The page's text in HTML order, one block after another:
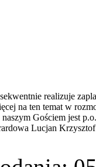
realizuje
na ten temat w
Gościem jest p.o.
Lucjan Krzysztof